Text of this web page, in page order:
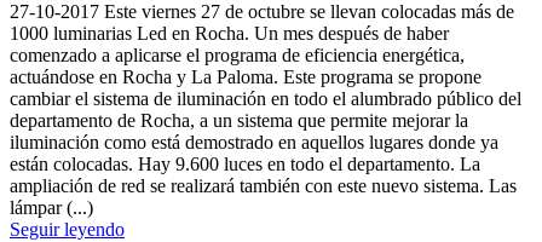
27-10-2017 Este viernes 27 de octubre se llevan colocadas más de
1000 luminarias Led en Rocha. Un mes después de haber
comenzado a aplicarse el programa de eficiencia energética,
actuándose en Rocha y La Paloma. Este programa se propone
cambiar el sistema de iluminación en todo el alumbrado público del
departamento de Rocha, a un sistema que permite mejorar la
iluminación como está demostrado en aquellos lugares donde ya
están colocadas. Hay 9.600 luces en todo el departamento. La
ampliación de red se realizará también con este nuevo sistema. Las
lámpar (...)
Seguir leyendo